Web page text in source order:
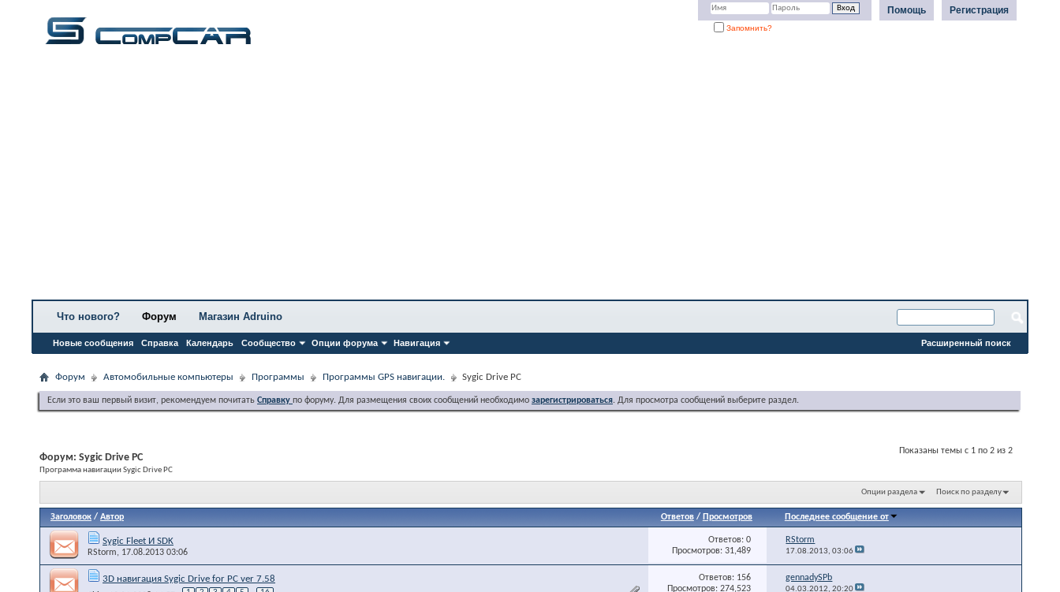
Регистрация
Помощь
Запомнить?
Что нового? Форум
Новые сообщения Справка Календарь Сообщество Опции форума Навигация
Магазин Adruino
Расширенный поиск
Форум Автомобильные компьютеры Программы Программы GPS навигации. Sygic Drive PC
Если это ваш первый визит, рекомендуем почитать Справку по форуму. Для размещения своих сообщений необходимо зарегистрироваться. Для просмотра сообщений выберите раздел.
Показаны темы с 1 по 2 из 2
Форум: Sygic Drive PC
Программа навигации Sygic Drive PC
Опции раздела Поиск по разделу
Заголовок / Автор Ответов/ Просмотров Последнее сообщение от
Sygic Fleet И SDK
RStorm, 17.08.2013 03:06
Ответов: 0
Просмотров: 31,489
RStorm
17.08.2013,03:06
3D навигация Sygic Drive for PC ver 7.58
Ответов: 156
Просмотров: 274,523
gennadySPb
04.03.2012,20:20